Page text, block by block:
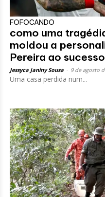
FOFOCANDO
como uma
moldou a
Pereira ao sucesso
Jessyca Janiny Sousa 9 de agosto
Uma casa perdida num...